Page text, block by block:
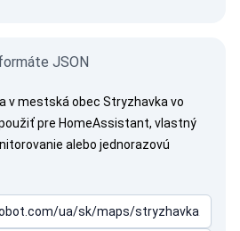
JSON
v mestská obec Stryzhavka vo
pre HomeAssistant, vlastný
alebo jednorazovú